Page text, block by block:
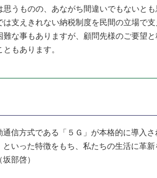
思うものの、あながち間違いでもないと
支えきれない納税制度を民間の立場で
な事もありますが、顧問先様のご要望
もあります。
信方式である「５Ｇ」が本格的に導入
いった特徴をもち、私たちの生活に革
部啓）